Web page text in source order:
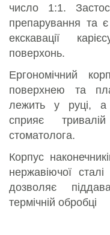
число 1:1.
препарування та
екскавації
поверхонь.
Ергономічний
поверхнею та
лежить у руці, а
сприяє
стоматолога.
Корпус
нержавіючої
дозволяє
термічній обробці